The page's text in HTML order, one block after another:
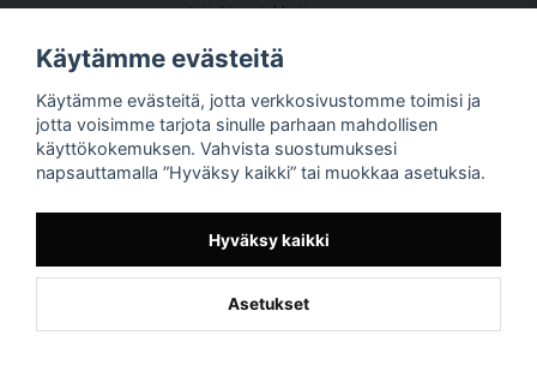
Joitakin asiakkaitamme
Asiakaspalvelu
Akustiikkakonsultointi
Asennus
Kysymyksiä ja vastauksia
Tietoportaali
Seuraa pakettiasi täältä
Tietoja SilentDirectistä
Käytämme evästeitä
Käytämme evästeitä, jotta verkkosivustomme toimisi ja
jotta voisimme tarjota sinulle parhaan mahdollisen
käyttökokemuksen. Vahvista suostumuksesi
napsauttamalla ”Hyväksy kaikki” tai muokkaa asetuksia.
Hyväksy kaikki
Asetukset